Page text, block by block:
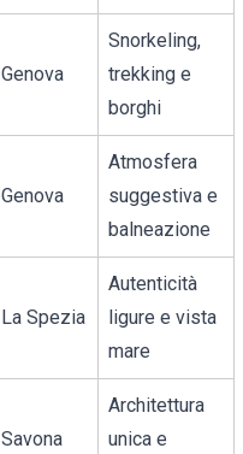
Genova
Snorkeling,
trekking e
borghi
Genova
Atmosfera
suggestiva e
balneazione
La Spezia
Autenticità
ligure e vista
mare
Savona
Architettura
unica e